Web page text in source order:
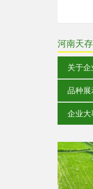
河南天
关于企
品种展
企业